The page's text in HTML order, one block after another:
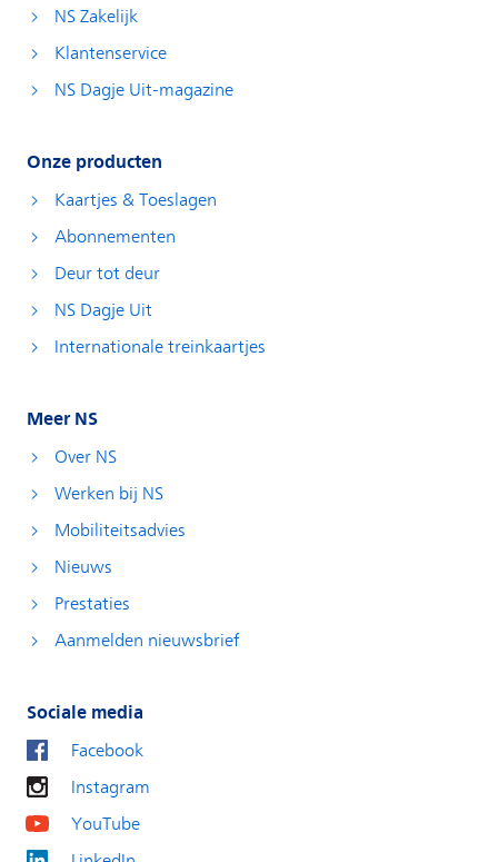
NS Zakelijk
Klantenservice
NS Dagje Uit-magazine
Onze producten
Kaartjes & Toeslagen
Abonnementen
Deur tot deur
NS Dagje Uit
Internationale treinkaartjes
Meer NS
Over NS
Werken bij NS
Mobiliteitsadvies
Nieuws
Prestaties
Aanmelden nieuwsbrief
Sociale media
Facebook
Instagram
YouTube